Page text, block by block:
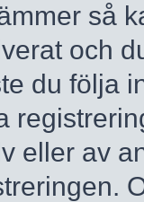
så
och
du följa
eller av